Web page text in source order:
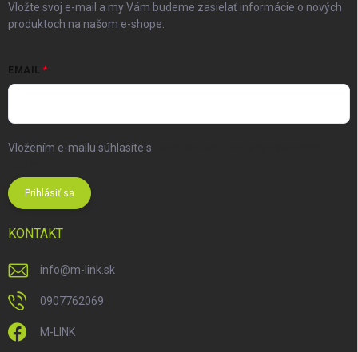
Vložte svoj e-mail a my Vám budeme zasielať informácie o nových
produktoch na našom e-shope.
EMAIL
Vložením e-mailu súhlasíte s
Prihlásiť sa
KONTAKT
info@m-link.sk
0907762069
M-LINK